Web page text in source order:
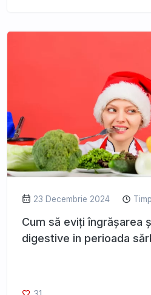
23 Decembrie 2024
Cum să eviți îngrășarea
digestive in perioada